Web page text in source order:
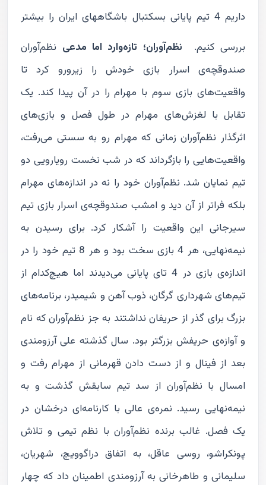
داریم 4 تیم پایانی بسکتبال باشگاههای ایران را بیشتر
بررسی کنیم.
نظم‌آوران؛ تازه‌وارد اما مدعی نظم‌آوران
صندوقچه‌ی اسرار بازی خودش را زیرورو کرد تا
واقعیت‌های بازی سوم با مهرام را در آن پیدا کند. یک
تقابل با لغزش‌های مهرام در طول فصل و بازی‌های
اثرگذار نظم‌آوران زمانی که مهرام رو به سستی می‌رفت،
واقعیت‌هایی را بازگرداند که در شب نخست رویارویی دو
تیم نمایان شد. نظم‌آوران خود را نه در اندازه‌های مهرام
بلکه فراتر از آن دید و امشب صندوقچه‌ی اسرار بازی تیم
سیرجانی این واقعیت را آشکار کرد. برای رسیدن به
نیمه‌نهایی، هر 4 بازی سخت بود و هر 8 تیم خود را در
اندازه‌ی بازی در 4 تای پایانی می‌دیدند اما هیچ‌کدام از
تیم‌های شهرداری گرگان، ذوب آهن و شیمیدر، برنامه‌های
بزرگ برای گذر از حریفان نداشتند به جز نظم‌آوران که نام
و آوازه‌ی حریفش بزرگتر بود. سال گذشته علی آرزومندی
بعد از فینال و از دست دادن قهرمانی از مهرام رفت و
امسال با نظم‌آوران از سد تیم سابقش گذشت و به
نیمه‌نهایی رسید. نمره‌ی عالی با کارنامه‌ای درخشان در
یک فصل. غالب برنده نظم‌آوران با نظم تیمی و تلاش
پونکراشو، روسی عاقل، به اتفاق دراگوویچ، شهریان،
سلیمانی و طاهرخانی به آرزومندی اطمینان داد که چهار